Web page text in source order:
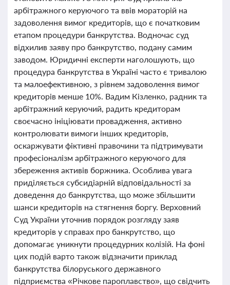
арбітражного керуючого та ввів мораторій на
задоволення вимог кредиторів, що є початковим
етапом процедури банкрутства. Водночас суд
відхилив заяву про банкрутство, подану самим
заводом. Юридичні експерти наголошують, що
процедура банкрутства в Україні часто є тривалою
та малоефективною, з рівнем задоволення вимог
кредиторів менше 10%. Вадим Кізленко, радник та
арбітражний керуючий, радить кредиторам
своєчасно ініціювати провадження, активно
контролювати вимоги інших кредиторів,
оскаржувати фіктивні правочини та підтримувати
професіоналізм арбітражного керуючого для
збереження активів боржника. Особлива увага
приділяється субсидіарній відповідальності за
доведення до банкрутства, що може збільшити
шанси кредиторів на стягнення боргу. Верховний
Суд України уточнив порядок розгляду заяв
кредиторів у справах про банкрутство, що
допомагає уникнути процедурних колізій. На фоні
цих подій варто також відзначити приклад
банкрутства білоруського державного
підприємства «Річкове пароплавство», що свідчить